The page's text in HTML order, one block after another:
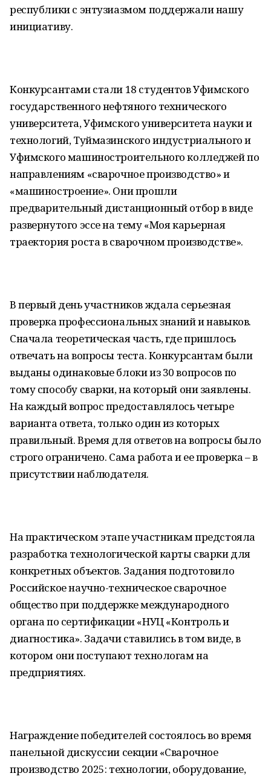
республики с энтузиазмом поддержали нашу
инициативу.
Конкурсантами стали 18 студентов Уфимского
государственного нефтяного технического
университета, Уфимского университета науки и
технологий, Туймазинского индустриального и
Уфимского машиностроительного колледжей по
направлениям «сварочное производство» и
«машиностроение». Они прошли
предварительный дистанционный отбор в виде
развернутого эссе на тему «Моя карьерная
траектория роста в сварочном производстве».
В первый день участников ждала серьезная
проверка профессиональных знаний и навыков.
Сначала теоретическая часть, где пришлось
отвечать на вопросы теста. Конкурсантам были
выданы одинаковые блоки из 30 вопросов по
тому способу сварки, на который они заявлены.
На каждый вопрос предоставлялось четыре
варианта ответа, только один из которых
правильный. Время для ответов на вопросы было
строго ограничено. Сама работа и ее проверка – в
присутствии наблюдателя.
На практическом этапе участникам предстояла
разработка технологической карты сварки для
конкретных объектов. Задания подготовило
Российское научно-техническое сварочное
общество при поддержке международного
органа по сертификации «НУЦ «Контроль и
диагностика». Задачи ставились в том виде, в
котором они поступают технологам на
предприятиях.
Награждение победителей состоялось во время
панельной дискуссии секции «Сварочное
производство 2025: технологии, оборудование,